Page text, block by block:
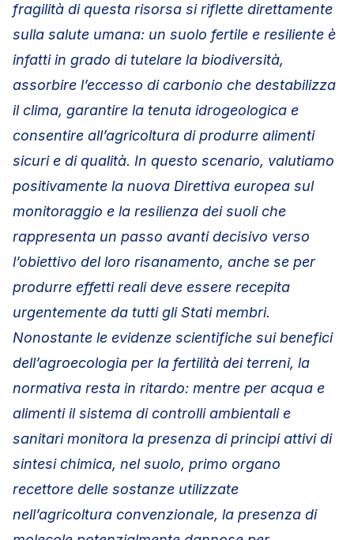
fragilità di questa risorsa si riflette direttamente
sulla salute umana: un suolo fertile e resiliente è
infatti in grado di tutelare la biodiversità,
assorbire l’eccesso di carbonio che destabilizza
il clima, garantire la tenuta idrogeologica e
consentire all’agricoltura di produrre alimenti
sicuri e di qualità. In questo scenario, valutiamo
positivamente la nuova Direttiva europea sul
monitoraggio e la resilienza dei suoli che
rappresenta un passo avanti decisivo verso
l’obiettivo del loro risanamento, anche se per
produrre effetti reali deve essere recepita
urgentemente da tutti gli Stati membri.
Nonostante le evidenze scientifiche sui benefici
dell’agroecologia per la fertilità dei terreni, la
normativa resta in ritardo: mentre per acqua e
alimenti il sistema di controlli ambientali e
sanitari monitora la presenza di principi attivi di
sintesi chimica, nel suolo, primo organo
recettore delle sostanze utilizzate
nell’agricoltura convenzionale, la presenza di